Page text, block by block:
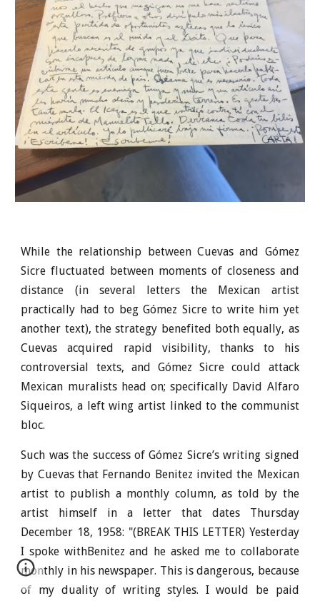
While the relationship between Cuevas and Gómez
Sicre fluctuated between moments of closeness and
distance (in several letters the Mexican artist
practically had to beg Gómez Sicre to write him yet
another text), the strategy benefited both equally, as
Cuevas acquired rapid visibility, thanks to his
controversial texts, and Gómez Sicre could attack
Mexican muralists head on; specifically David Alfaro
Siqueiros, a left wing artist linked to the communist
bloc.
Such was the success of Gómez Sicre’s writing signed
by Cuevas that Fernando Benitez invited the Mexican
artist to publish a monthly column, as told by the
artist himself in a letter that dates Thursday
December 18, 1958: "(BREAK THIS LETTER) Yesterday
I spoke withBenitez and he asked me to collaborate
monthly in his newspaper. This is dangerous, because
of my duality of writing styles. I would be paid